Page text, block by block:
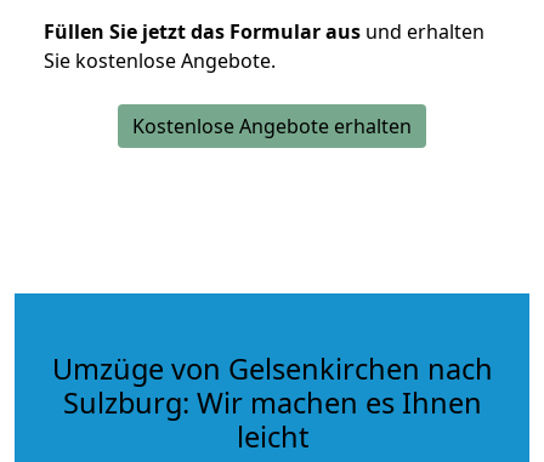
Füllen Sie jetzt das Formular aus und erhalten
Sie kostenlose Angebote.
Kostenlose Angebote erhalten
Umzüge von Gelsenkirchen nach
Sulzburg: Wir machen es Ihnen
leicht